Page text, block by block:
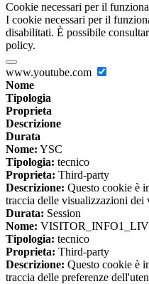
Cookie necessari per il
I cookie necessari per il
disabilitati. È possibile
policy.
www.youtube.com
Nome
Tipologia
Proprieta
Descrizione
Durata
Nome: YSC
Tipologia: tecnico
Proprieta: Third-party
Descrizione: Questo cookie è
traccia delle visualizzazioni dei
Durata: Session
Nome:
Tipologia: tecnico
Proprieta: Third-party
Descrizione: Questo cookie è
traccia delle preferenze